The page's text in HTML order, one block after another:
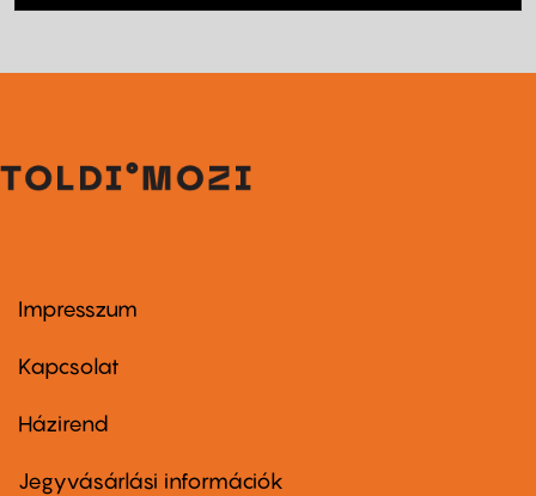
Footer
first
Impresszum
Kapcsolat
Footer
second
Házirend
Jegyvásárlási információk